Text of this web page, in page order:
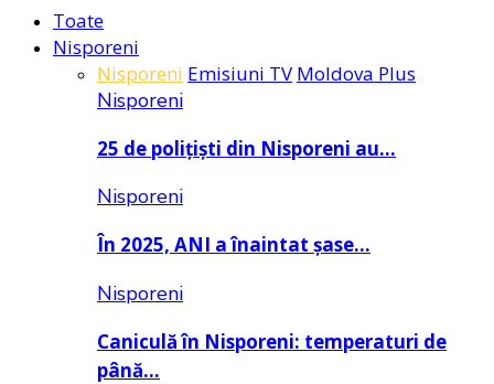
Toate
Nisporeni
Nisporeni Emisiuni TV Moldova Plus
Nisporeni
25 de polițiști din Nisporeni au…
Nisporeni
În 2025, ANI a înaintat șase…
Nisporeni
Caniculă în Nisporeni: temperaturi de
până…